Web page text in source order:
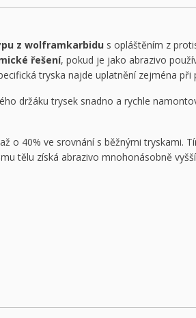
z wolframkarbidu s opláštěním z
řešení, pokud je jako abrazivo
tryska najde uplatnění zejména při
držáku trysek snadno a rychle
o 40% ve srovnání s běžnými tryskami.
tělu získá abrazivo mnohonásobně